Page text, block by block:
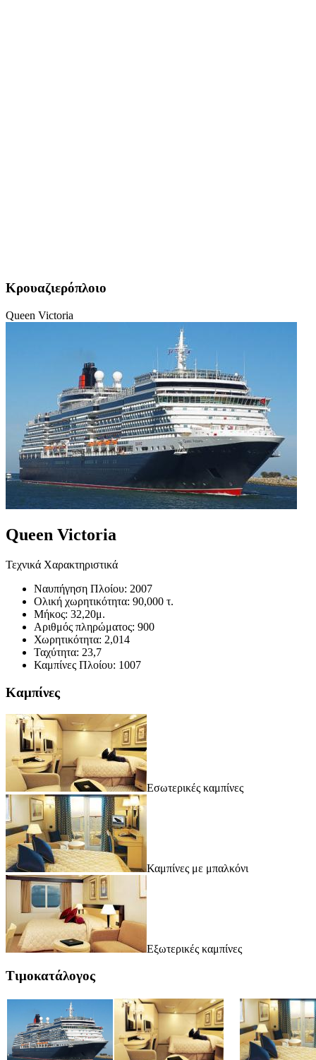
Κρουαζιερόπλοιο
Queen Victoria
Queen Victoria
Τεχνικά Χαρακτηριστικά
Ναυπήγηση Πλοίου: 2007
Ολική χωρητικότητα: 90,000 τ.
Μήκος: 32,20μ.
Αριθμός πληρώματος: 900
Χωρητικότητα: 2,014
Ταχύτητα: 23,7
Καμπίνες Πλοίου: 1007
Καμπίνες
Εσωτερικές καμπίνες
Καμπίνες με μπαλκόνι
Εξωτερικές καμπίνες
Τιμοκατάλογος